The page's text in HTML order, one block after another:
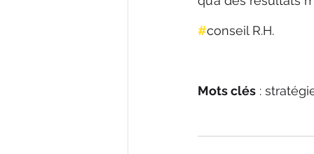
#conseil R.H.
Mots clés :